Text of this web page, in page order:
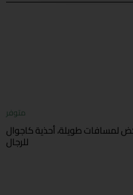
متوفر
لمسافات طويلة، أحذية كاجوال
للرجال